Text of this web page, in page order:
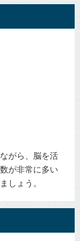
がら、脳を活
が非常に多い
しょう。